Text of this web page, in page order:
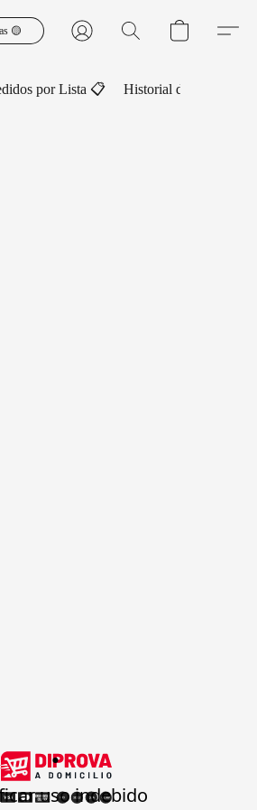
🟡
por Lista 📋 Historial de Pedidos
.
uso indebido